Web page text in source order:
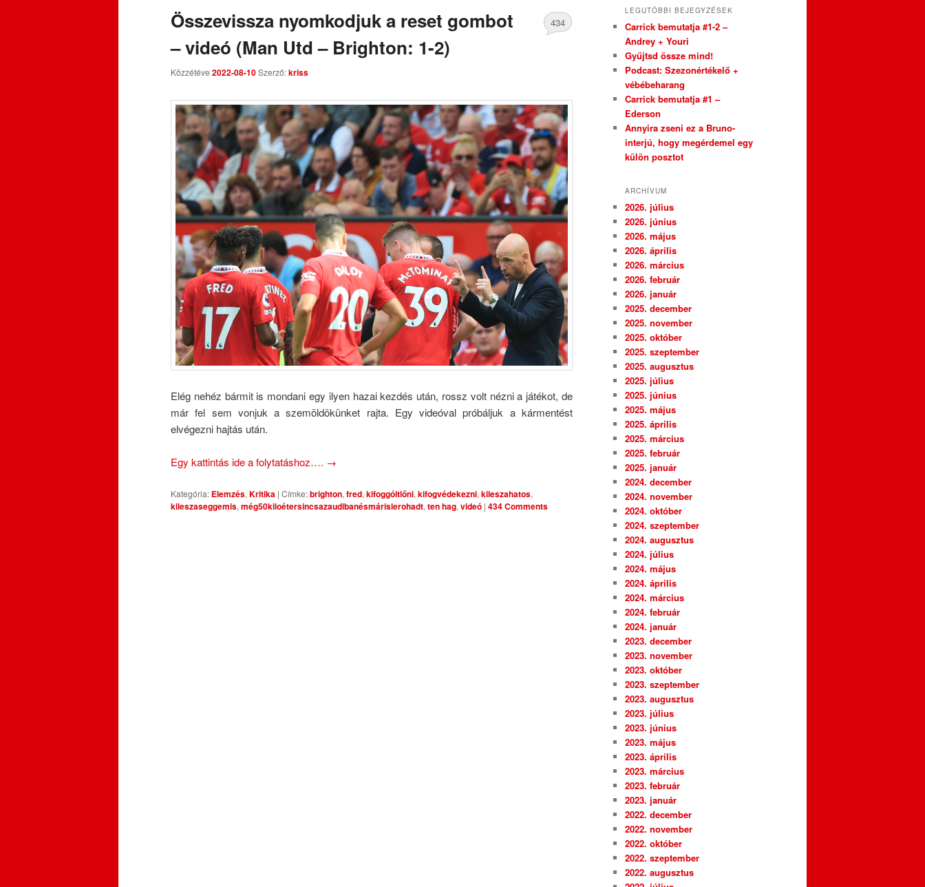
Összevissza nyomkodjuk a reset gombot
– videó (Man Utd – Brighton: 1-2)
Közzétéve 2022-08-10Szerző:kriss
434
Elég nehéz bármit is mondani egy ilyen hazai kezdés után, rossz volt nézni a játékot, de
már fel sem vonjuk a szemöldökünket rajta. Egy videóval próbáljuk a kármentést
elvégezni hajtás után.
Egy kattintás ide a folytatáshoz…. →
Kategória: Elemzés, Kritika | Címke:brighton, fred, kifoggóltlőni, kifogvédekezni, kileszahatos,
kileszaseggemis, még50kiloétersincsazaudibanésmárislerohadt, ten hag, videó | 434 Comments
LEGUTÓBBI BEJEGYZÉSEK
Carrick bemutatja #1-2 –
Andrey + Youri
Gyűjtsd össze mind!
Podcast: Szezonértékelő +
vébébeharang
Carrick bemutatja #1 –
Ederson
Annyira zseni ez a Bruno-
interjú, hogy megérdemel egy
külön posztot
ARCHÍVUM
2026. július
2026. június
2026. május
2026. április
2026. március
2026. február
2026. január
2025. december
2025. november
2025. október
2025. szeptember
2025. augusztus
2025. július
2025. június
2025. május
2025. április
2025. március
2025. február
2025. január
2024. december
2024. november
2024. október
2024. szeptember
2024. augusztus
2024. július
2024. május
2024. április
2024. március
2024. február
2024. január
2023. december
2023. november
2023. október
2023. szeptember
2023. augusztus
2023. július
2023. június
2023. május
2023. április
2023. március
2023. február
2023. január
2022. december
2022. november
2022. október
2022. szeptember
2022. augusztus